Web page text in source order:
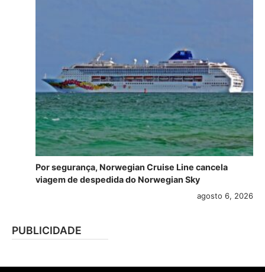
Por segurança, Norwegian Cruise Line cancela
viagem de despedida do Norwegian Sky
agosto 6, 2026
PUBLICIDADE